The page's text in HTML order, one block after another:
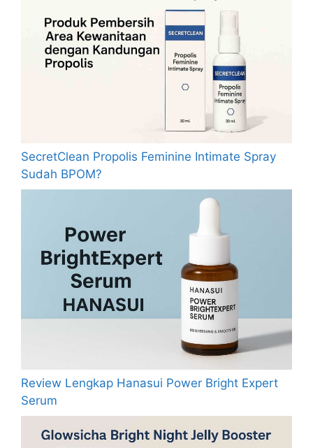
SecretClean Propolis Feminine Intimate Spray
Sudah BPOM?
Review Lengkap Hanasui Power Bright Expert
Serum